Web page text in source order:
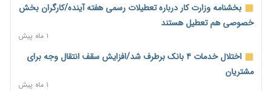
منابع صندوق ملی مسکن به متقاضیان رسید؛ اولویت با پروژه‌های
بخشنامه وزارت کار درباره تعطیلات رسمی هفته آینده/کارگران بخش
خصوصی هم تعطیل هستند
۱ ماه پیش
اختلال خدمات ۴ بانک برطرف شد/افزایش سقف انتقال وجه برای
مشتریان
۱ ماه پیش